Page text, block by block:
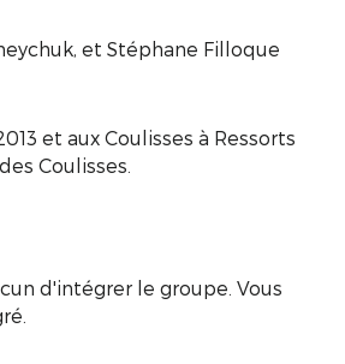
et Stéphane Filloque
et aux Coulisses à Ressorts
Coulisses.
d'intégrer le groupe. Vous